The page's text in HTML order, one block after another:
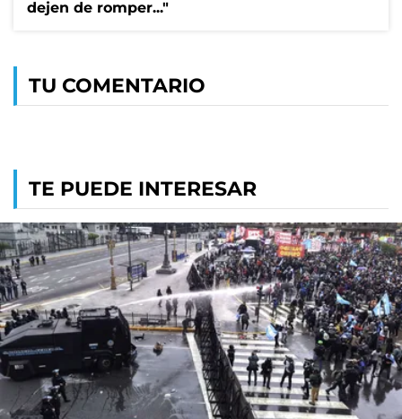
dejen de romper..."
TU COMENTARIO
TE PUEDE INTERESAR